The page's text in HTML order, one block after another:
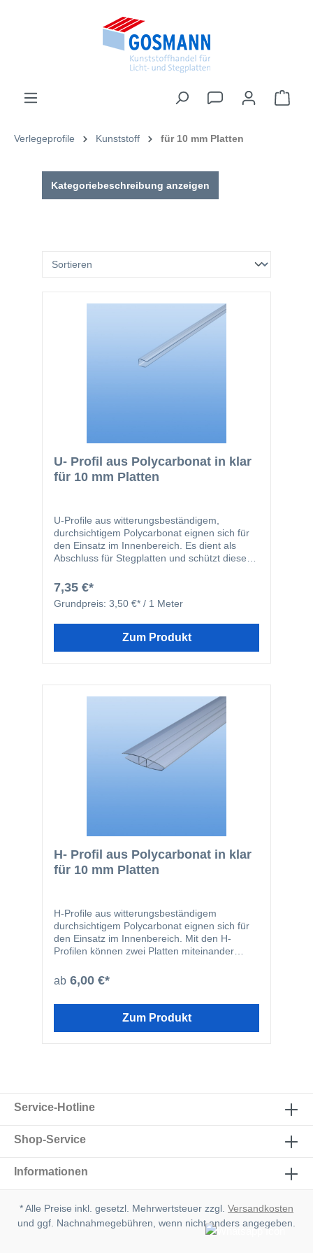
Verlegeprofile Kunststoff für 10 mm Platten
Kategoriebeschreibung anzeigen
U- Profil aus Polycarbonat in klar
für 10 mm Platten
U-Profile aus witterungsbeständigem,
durchsichtigem Polycarbonat eignen sich für
den Einsatz im Innenbereich. Es dient als
Abschluss für Stegplatten und schützt diese
7,35 €*
Grundpreis: 3,50 €* / 1 Meter
Zum Produkt
H- Profil aus Polycarbonat in klar
für 10 mm Platten
H-Profile aus witterungsbeständigem
durchsichtigem Polycarbonat eignen sich für
den Einsatz im Innenbereich. Mit den H-
Profilen können zwei Platten miteinander
Schraubkanal zur fachgerechten Befestigung.
ab 6,00 €*
Zum Produkt
Service-Hotline
Shop-Service
Informationen
* Alle Preise inkl. gesetzl. Mehrwertsteuer zzgl. Versandkosten
und ggf. Nachnahmegebühren, wenn nicht anders angegeben.